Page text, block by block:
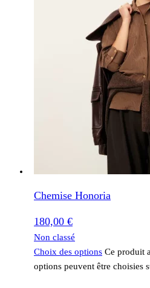
Chemise Honoria
180,00 €
Non classé
Choix des options Ce produit
options peuvent être choisies